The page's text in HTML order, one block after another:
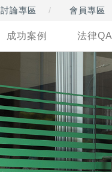
討論專區 會員專區
成功案例 法律QA